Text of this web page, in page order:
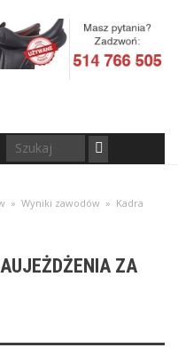
» Wyniki zawodów » Kadra
ZA